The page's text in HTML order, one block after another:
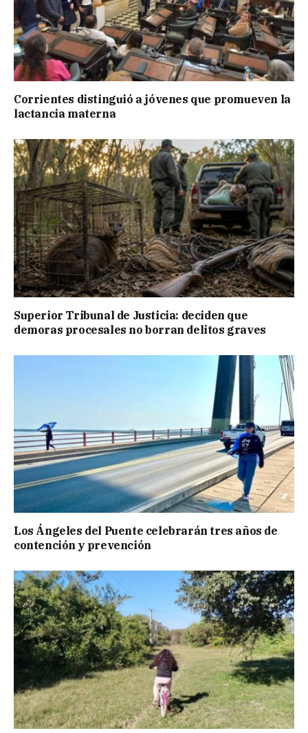
Corrientes distinguió a jóvenes que promueven la
lactancia materna
Superior Tribunal de Justicia: deciden que
demoras procesales no borran delitos graves
Los Ángeles del Puente celebrarán tres años de
contención y prevención